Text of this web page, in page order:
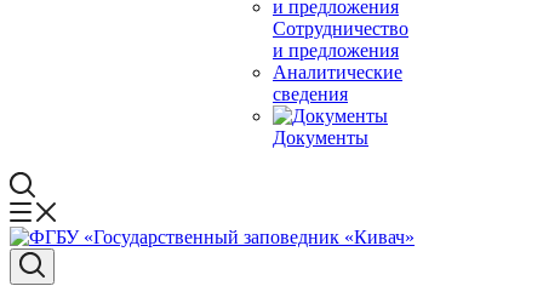
Сотрудничество
и предложения
Аналитические
сведения
Документы